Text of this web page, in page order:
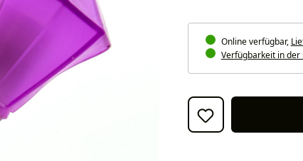
Online verfügbar,
Verfügbarkeit in